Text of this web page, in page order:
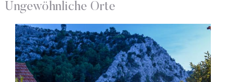
Ungewöhnliche Orte